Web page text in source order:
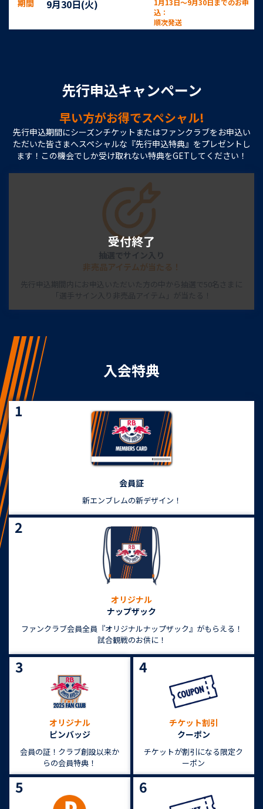
期間
9月30日(火)
込：
順次発送
先行申込キャンペーン
早い方がお得でスペシャル!
先行申込期間にシーズンチケットまたはファンクラブをお申込い
ただいた皆さまへスペシャルな 『先行申込特典』をプレゼントし
ます！この機会でしか受け取れない特典をGETしてください！
抽選でサイン入り
非売品アイテムが当たる！
先行申込期間内にお申込いただいた方の中から抽選で50名さまに
「選手サイン入り非売品アイテム」が当たる！
入会特典
1
会員証
新エンブレムの新デザイン！
2
オリジナル
ナップザック
ファンクラブ会員全員『オリジナルナップザック』がもらえる！
試合観戦のお供に！
3
オリジナル
ピンバッジ
会員の証！クラブ創設以来か
らの会員特典！
4
チケット割引
クーポン
チケットが割引になる限定ク
ーポン
5 6